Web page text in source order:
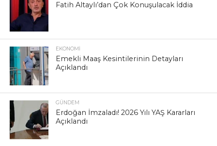
Fatih Altaylı’dan Çok Konuşulacak İddia
EKONOMI
Emekli Maaş Kesintilerinin Detayları
Açıklandı
GÜNDEM
Erdoğan İmzaladı! 2026 Yılı YAŞ Kararları
Açıklandı